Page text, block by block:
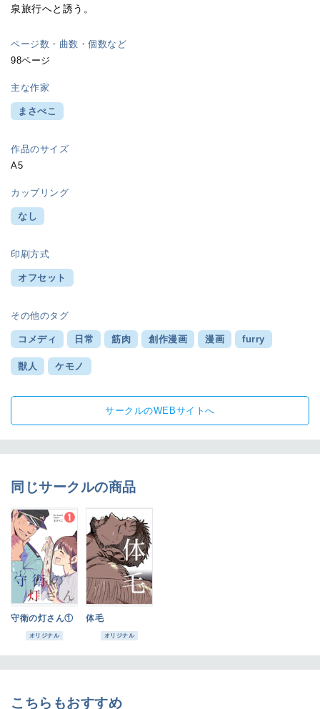
泉旅行へと誘う。
ページ数・曲数・個数など
98ページ
主な作家
まさぺこ
作品のサイズ
A5
カップリング
なし
印刷方式
オフセット
その他のタグ
コメディ 日常 筋肉 創作漫画 漫画 furry
獣人 ケモノ
サークルのWEBサイトへ
同じサークルの商品
守衛の灯さん①
オリジナル
体毛
オリジナル
こちらもおすすめ